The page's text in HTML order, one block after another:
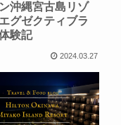
沖縄宮古島リゾ
グゼクティブラ
験記
2024.03.27